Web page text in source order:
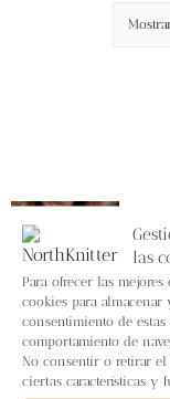
las
Para ofrecer las
cookies para
consentimiento de
comportamiento de
No consentir o retirar el
ciertas características y
La